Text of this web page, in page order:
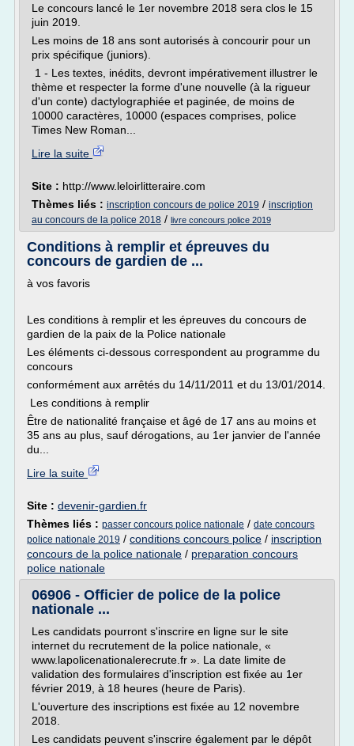
Le concours lancé le 1er novembre 2018 sera clos le 15
juin 2019.
Les moins de 18 ans sont autorisés à concourir pour un
prix spécifique (juniors).
1 - Les textes, inédits, devront impérativement illustrer le
thème et respecter la forme d'une nouvelle (à la rigueur
d'un conte) dactylographiée et paginée, de moins de
10000 caractères, 10000 (espaces comprises, police
Times New Roman...
Lire la suite
Site : http://www.leloirlitteraire.com
Thèmes liés : inscription concours de police 2019 / inscription
au concours de la police 2018 / livre concours police 2019
Conditions à remplir et épreuves du
concours de gardien de ...
à vos favoris
Les conditions à remplir et les épreuves du concours de
gardien de la paix de la Police nationale
Les éléments ci-dessous correspondent au programme du
concours
conformément aux arrêtés du 14/11/2011 et du 13/01/2014.
Les conditions à remplir
Être de nationalité française et âgé de 17 ans au moins et
35 ans au plus, sauf dérogations, au 1er janvier de l'année
du...
Lire la suite
Site : devenir-gardien.fr
Thèmes liés : passer concours police nationale / date concours
police nationale 2019 / conditions concours police / inscription
concours de la police nationale / preparation concours
police nationale
06906 - Officier de police de la police
nationale ...
Les candidats pourront s'inscrire en ligne sur le site
internet du recrutement de la police nationale, «
www.lapolicenationalerecrute.fr ». La date limite de
validation des formulaires d'inscription est fixée au 1er
février 2019, à 18 heures (heure de Paris).
L'ouverture des inscriptions est fixée au 12 novembre
2018.
Les candidats peuvent s'inscrire également par le dépôt